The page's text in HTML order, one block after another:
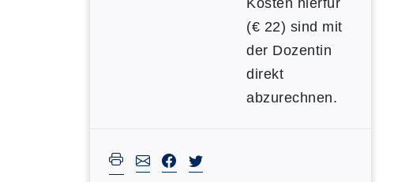
Kosten hierfür
(€ 22) sind mit
der Dozentin
direkt
abzurechnen.